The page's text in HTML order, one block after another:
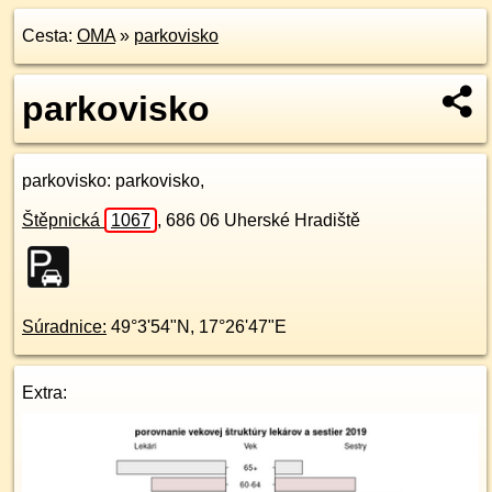
Cesta: OMA» parkovisko
parkovisko
parkovisko: parkovisko,
Štěpnická 1067 , 686 06 Uherské Hradiště
Súradnice: 49°3'54"N , 17°26'47"E
Extra: